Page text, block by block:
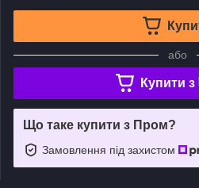
або
Купити з
Що таке купити з Пром?
Замовлення під захистом